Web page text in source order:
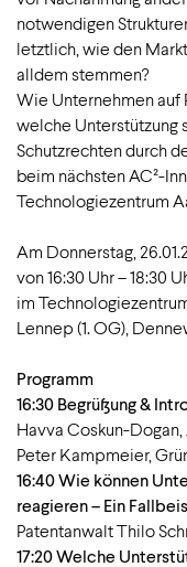
notwendigen
letztlich, wie den
alldem stemmen?
Wie Unternehmen auf
welche Unterstützung
Schutzrechten durch
beim nächsten AC²-
Technologiezentrum
Am Donnerstag,
von 16:30 Uhr – 18:30
im
Lennep (1. OG),
Programm
16:30 Begrüßung &
Havva Coskun-
Peter Kampmeier,
16:40 Wie können
reagieren – Ein
Patentanwalt Thilo
17:20 Welche